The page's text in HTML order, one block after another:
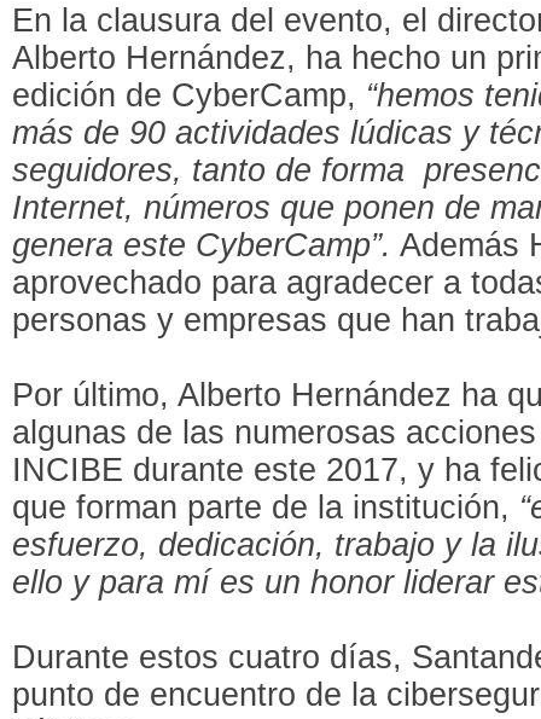
En la clausura del evento, el
Alberto Hernández, ha hecho un
edición de CyberCamp, “hemos
más de 90 actividades lúdicas y
seguidores, tanto de forma
Internet, números que ponen de
genera este CyberCamp”. Además
aprovechado para agradecer a
personas y empresas que han
Por último, Alberto Hernández ha
algunas de las numerosas
INCIBE durante este 2017, y ha
que forman parte de la institución,
esfuerzo, dedicación, trabajo y la
ello y para mí es un honor liderar
Durante estos cuatro días,
punto de encuentro de la